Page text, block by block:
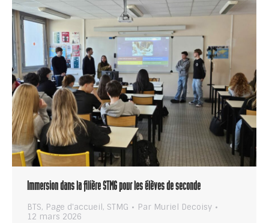
Immersion dans la filière STMG pour les élèves de seconde
BTS, Page d'accueil, STMG Par Muriel Decoisy
12 mars 2026